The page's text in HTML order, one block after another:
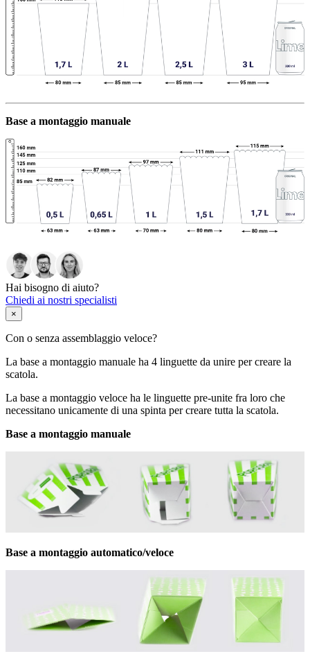
Base a montaggio manuale
Hai bisogno di aiuto?
Chiedi ai nostri specialisti
×
Con o senza assemblaggio veloce?
La base a montaggio manuale ha 4 linguette da unire per creare la
scatola.
La base a montaggio veloce ha le linguette pre-unite fra loro che
necessitano unicamente di una spinta per creare tutta la scatola.
Base a montaggio manuale
Base a montaggio automatico/veloce